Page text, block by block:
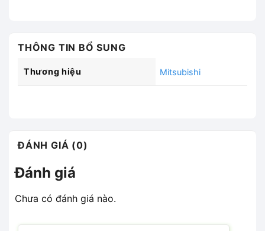
THÔNG TIN BỔ SUNG
Thương hiệu Mitsubishi
ĐÁNH GIÁ (0)
Đánh giá
Chưa có đánh giá nào.